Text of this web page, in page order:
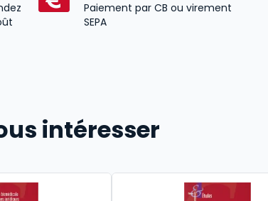
Paiement par CB ou virement
SEPA
intéresser